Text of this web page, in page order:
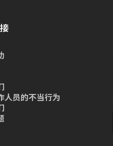
人员的不当行为